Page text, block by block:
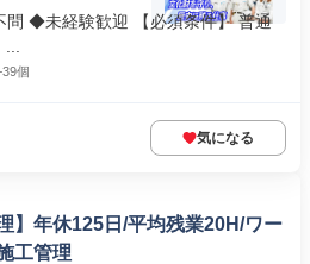
◆未経験歓迎 【必須条件】 普通
個
気になる
】年休125日/平均残業20H/ワー
工管理